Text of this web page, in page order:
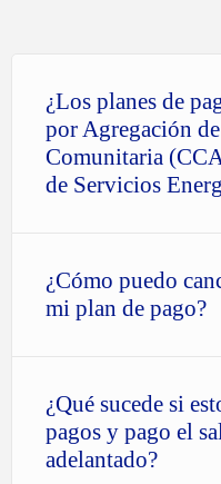
¿Los planes de
por Agregación
Comunitaria
de Servicios
¿Cómo puedo
mi plan de pago?
¿Qué sucede si
pagos y pago el
adelantado?